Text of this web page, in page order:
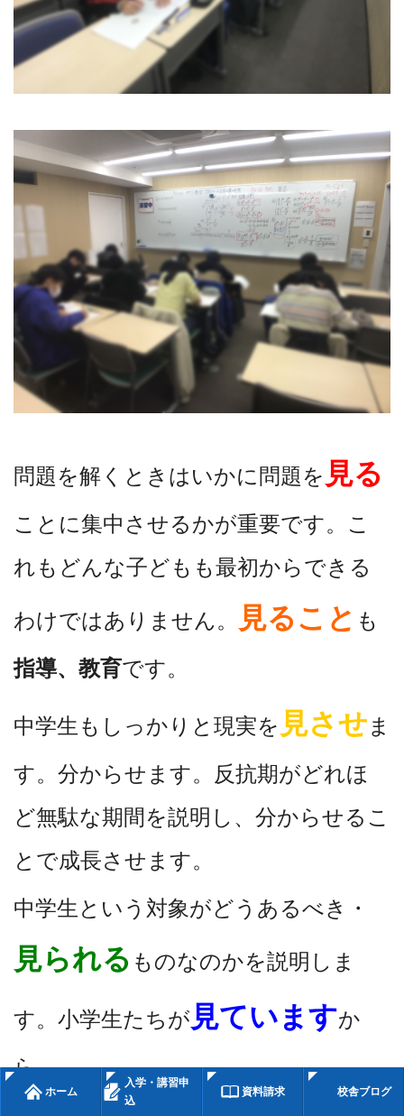
問題を解くときはいかに問題を 見る
ことに集中させるかが重要です。こ
れもどんな子どもも最初からできる
わけではありません。 見ること も
指導、教育です。
中学生もしっかりと現実を 見させ ま
す。分からせます。反抗期がどれほ
ど無駄な期間を説明し、分からせるこ
とで成長させます。
中学生という対象がどうあるべき・
見られる ものなのかを説明しま
す。小学生たちが 見ていますか
ら。
ホーム
入学・講習申
込
資料請求 校舎ブログ